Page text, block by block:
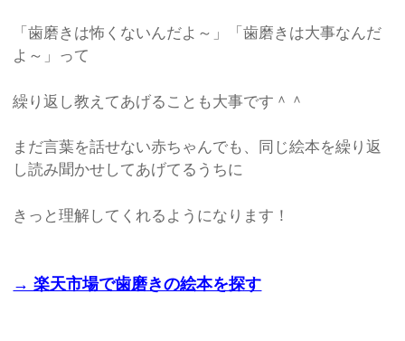
「歯磨きは怖くないんだよ～」「歯磨きは大事なんだ
よ～」って
繰り返し教えてあげることも大事です＾＾
まだ言葉を話せない赤ちゃんでも、同じ絵本を繰り返
し読み聞かせしてあげてるうちに
きっと理解してくれるようになります！
→ 楽天市場で歯磨きの絵本を探す